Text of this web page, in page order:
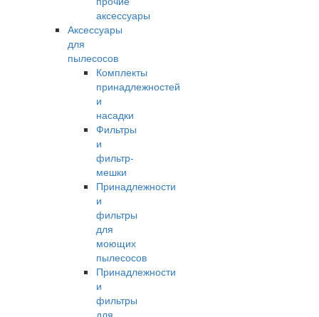
аксессуары
Аксессуары
для
пылесосов
Комплекты
принадлежностей
и
насадки
Фильтры
и
фильтр-
мешки
Принадлежности
и
фильтры
для
моющих
пылесосов
Принадлежности
и
фильтры